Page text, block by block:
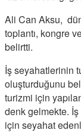
Ali Can Aksu,
toplantı, kongre
belirtti.
İş seyahatlerinin
oluşturduğunu
turizmi için
denk gelmekte. İş
için seyahat